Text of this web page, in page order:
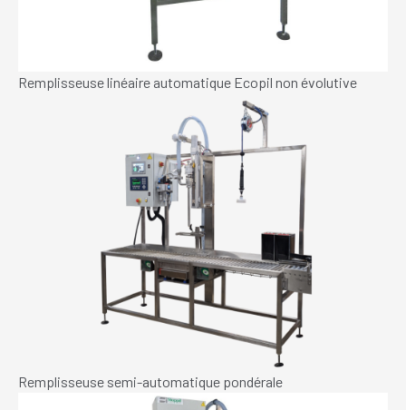
Remplisseuse linéaire automatique Ecopil non évolutive
Remplisseuse semi-automatique pondérale